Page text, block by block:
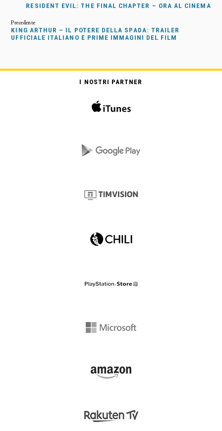
RESIDENT EVIL: THE FINAL CHAPTER – ORA AL CINEMA
KING ARTHUR – IL POTERE DELLA SPADA: TRAILER
UFFICIALE ITALIANO E PRIME IMMAGINI DEL FILM
I NOSTRI PARTNER